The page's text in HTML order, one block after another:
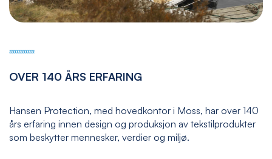
OVER 140 ÅRS ERFARING
Hansen Protection, med hovedkontor i Moss, har over 140
års erfaring innen design og produksjon av tekstilprodukter
som beskytter mennesker, verdier og miljø.